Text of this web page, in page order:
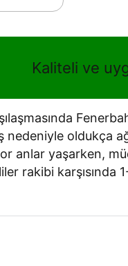
Kaliteli ve
nedeniyle oldukça
anlar yaşarken,
rakibi